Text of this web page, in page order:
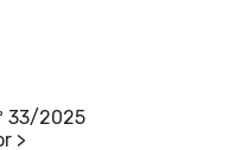
33/2025